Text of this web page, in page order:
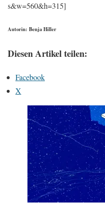
s&w=560&h=315]
Autorin: Benja Hiller
Diesen Artikel teilen:
Facebook
X